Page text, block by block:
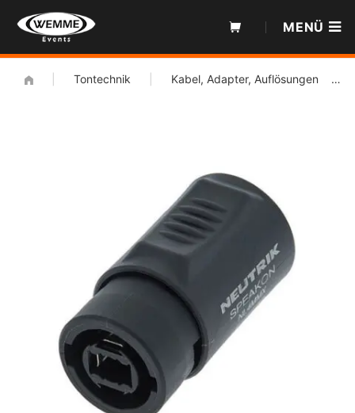
Inhalt
MENÜ
Tontechnik Kabel, Adapter, Auflösungen |